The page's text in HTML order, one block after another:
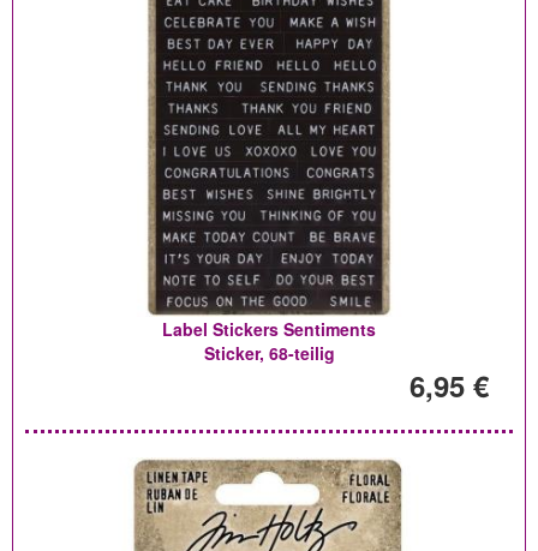
Label Stickers Sentiments
Sticker, 68-teilig
6,95 €